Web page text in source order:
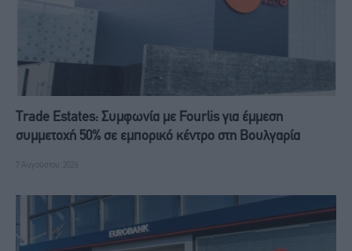
Trade Estates: Συμφωνία με Fourlis για έμμεση
συμμετοχή 50% σε εμπορικό κέντρο στη Βουλγαρία
7 Αυγούστου, 2026